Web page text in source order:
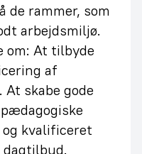
de rammer, som
arbejdsmiljø.
om: At tilbyde
af
At skabe gode
og kvalificeret
dagtilbud.